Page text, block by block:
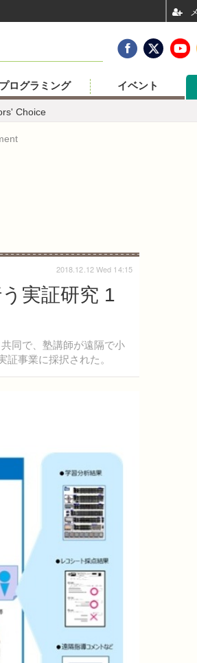
Choice
プログラミング イベント
実証研究 1
同で、塾講師が遠隔で小
事業に採択された。
2018.12.12 Wed 14:15